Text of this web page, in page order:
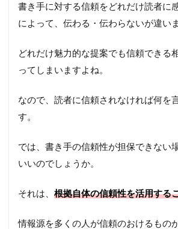
書き手に対する信頼をどれだけ読者に
によって、伝わる・伝わらないが違いま
どれだけ魅力的な提案でも信頼できる
ってしまいますよね。
なので、読者に信頼されなければ何を
す。
では、書き手の信頼性が担保できない
いいのでしょうか。
それは、 根拠自体の信頼性を活用する
情報源を多くの人が信頼のおけるもの